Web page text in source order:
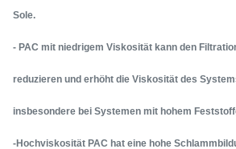
Sole.
- PAC mit niedrigem Viskosität kann den
reduzieren und erhöht die Viskosität des
insbesondere bei Systemen mit hohem
-Hochviskosität PAC hat eine hohe